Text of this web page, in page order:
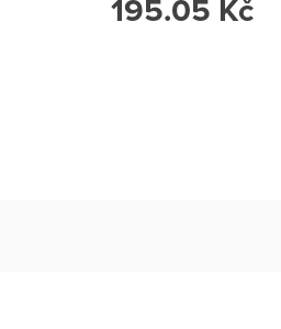
195.05 Kč